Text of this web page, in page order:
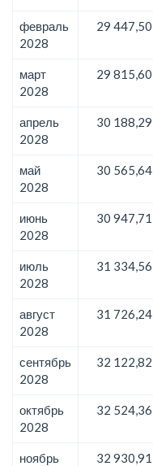
февраль
2028
29 447,50
март
2028
29 815,60
апрель
2028
30 188,29
май
2028
30 565,64
июнь
2028
30 947,71
июль
2028
31 334,56
август
2028
31 726,24
сентябрь
2028
32 122,82
октябрь
2028
32 524,36
ноябрь
32 930,91